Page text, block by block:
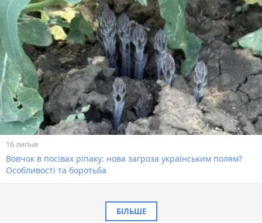
16 липня
Вовчок в посівах ріпаку: нова загроза українським полям?
Особливості та боротьба
БІЛЬШЕ